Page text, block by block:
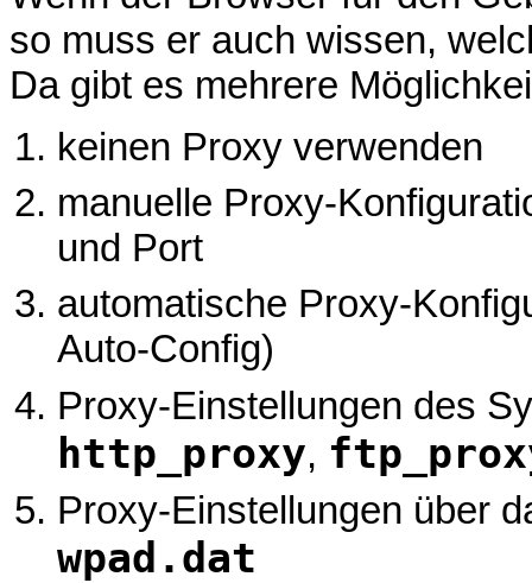
so muss er auch wissen,
Da gibt es mehrere
keinen Proxy verwenden
manuelle Proxy-
und Port
automatische Proxy-
Auto-Config)
Proxy-Einstellungen des
http_proxy,
Proxy-Einstellungen über
wpad.dat